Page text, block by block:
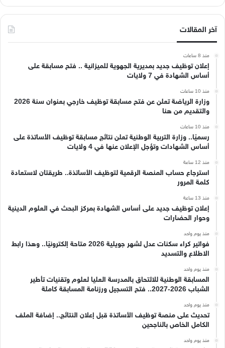
آخر المقالات
منذ 8 ساعات
إعلان توظيف جديد بمديرية الجهوية للميزانية .. فتح مسابقة على
أساس الشهادة في 7 ولايات
منذ 10 ساعات
وزارة الرياضة تعلن عن فتح مسابقة توظيف خارجي بعنوان سنة 2026
والتقديم من هنا
منذ 10 ساعات
رسميًا.. وزارة التربية الوطنية تعلن نتائج مسابقة توظيف الأساتذة على
أساس الشهادات وتؤجل الإعلان عنها في 4 ولايات
منذ 12 ساعة
استرجاع حساب المنصة الرقمية لتوظيف الأساتذة.. طريقتان لاستعادة
كلمة المرور
منذ 13 ساعة
إعلان توظيف جديد على أساس الشهادة بمركز البحث في العلوم الدينية
وحوار الحضارات
منذ يوم واحد
فواتير كراء سكنات عدل لشهر جويلية 2026 متاحة إلكترونيًا.. وهذا رابط
الاطلاع والتسديد
منذ يوم واحد
المسابقة الوطنية للالتحاق بالمدرسة العليا لعلوم وتقنيات تأطير
الشباب 2026-2027.. فتح التسجيل ورزنامة المسابقة كاملة
منذ يوم واحد
تحديث على منصة توظيف الأساتذة قبل إعلان النتائج.. إضافة الملف
الكامل الخاص بالناجحين
منذ يوم واحد